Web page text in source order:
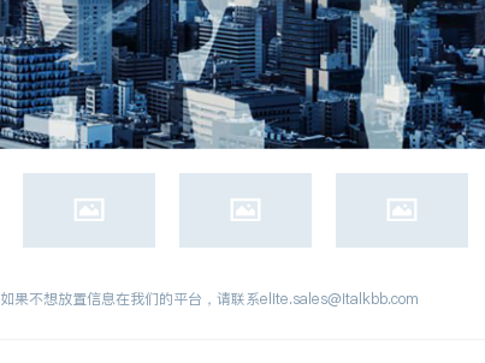
如果不想放置信息在我们的平台，请联系elite.sales@italkbb.com